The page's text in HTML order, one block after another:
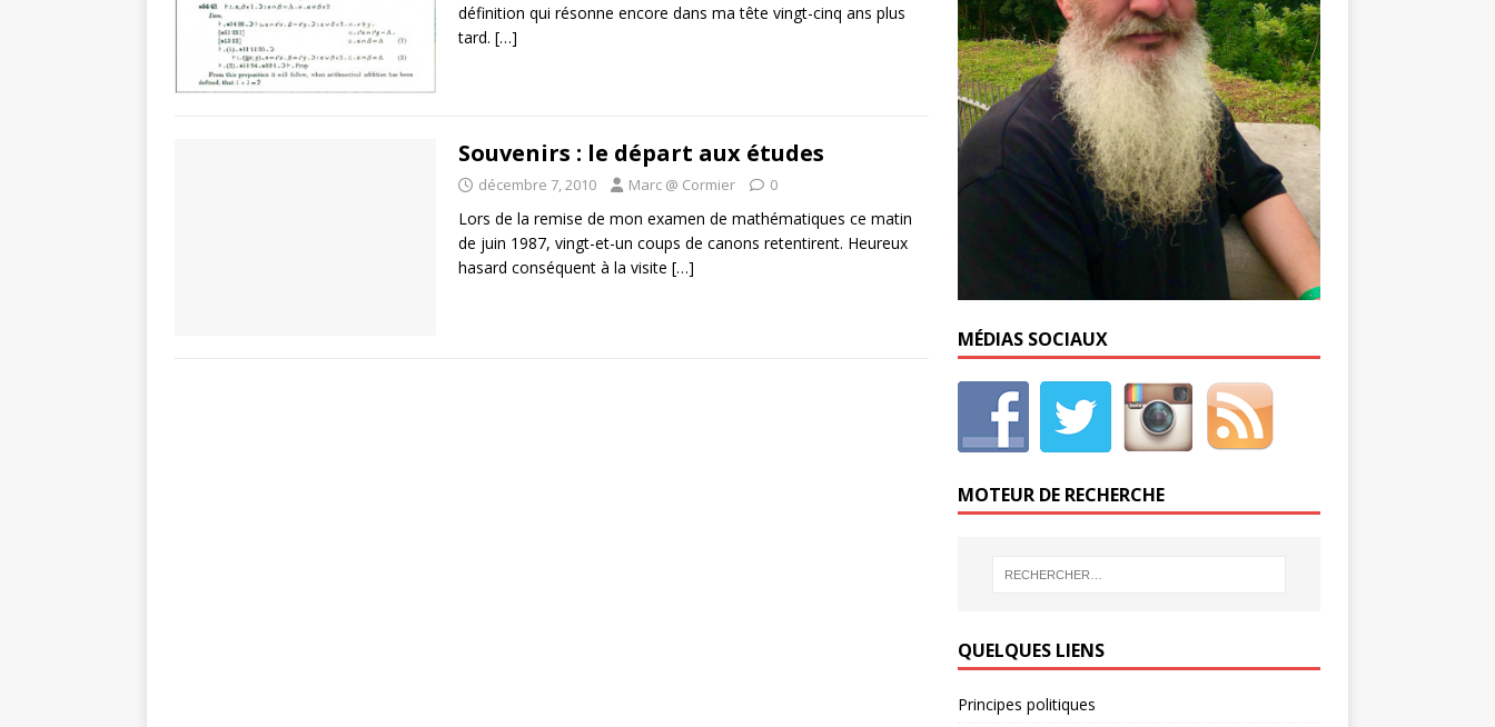
définition qui résonne encore dans ma tête vingt-cinq ans plus
tard. […]
Souvenirs : le départ aux études
décembre 7, 2010 Marc @ Cormier 0
Lors de la remise de mon examen de mathématiques ce matin
de juin 1987, vingt-et-un coups de canons retentirent. Heureux
hasard conséquent à la visite […]
MÉDIAS SOCIAUX
MOTEUR DE RECHERCHE
QUELQUES LIENS
Principes politiques